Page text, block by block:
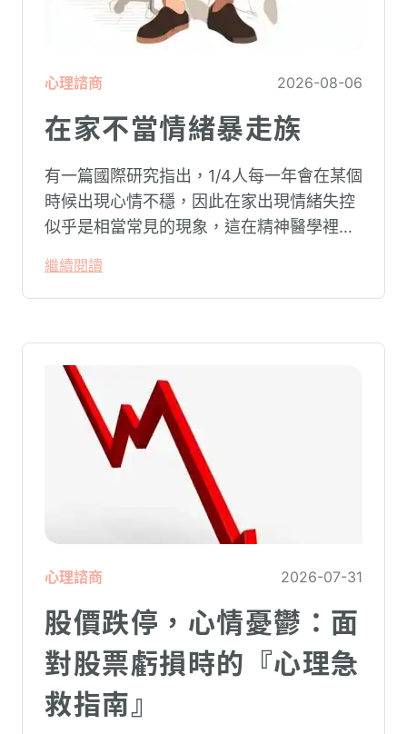
心理諮商 2026-08-06
在家不當情緒暴走族
有一篇國際研究指出，1/4人每一年會在某個
時候出現心情不穩，因此在家出現情緒失控
似乎是相當常見的現象，這在精神醫學裡不
系統在長久使用之下，突然在某一次需要處
理更高層次的資料時，電腦呈現當機現象，
造成重大影響。
繼續閱讀
心理諮商 2026-07-31
股價跌停，心情憂鬱：面
對股票虧損時的『心理急
救指南』